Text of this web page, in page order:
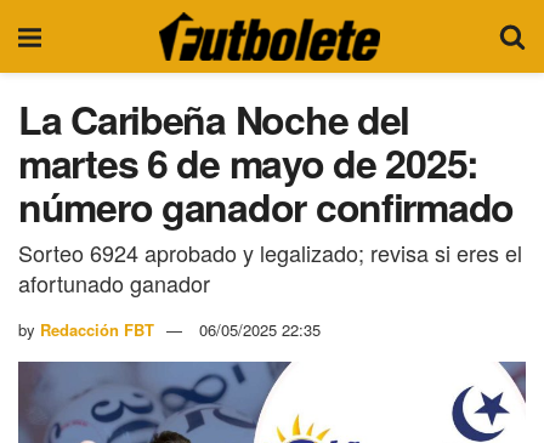
La Caribeña Noche del
martes 6 de mayo de 2025:
número ganador confirmado
Sorteo 6924 aprobado y legalizado; revisa si eres el
afortunado ganador
by Redacción FBT 06/05/2025 22:35